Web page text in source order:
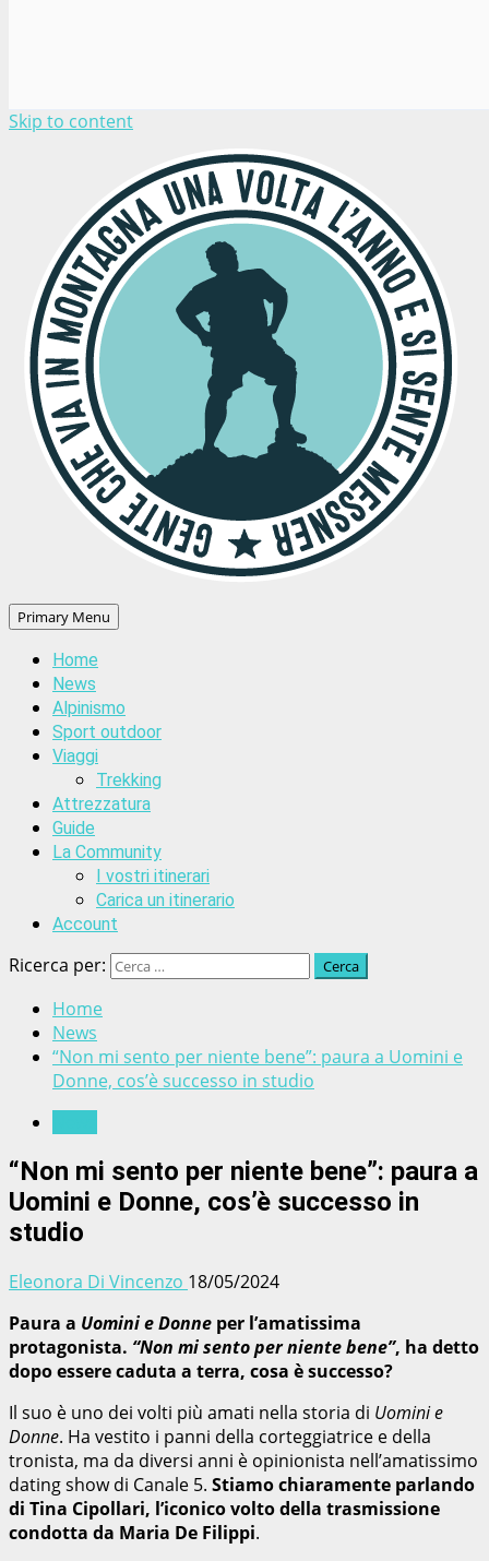
Skip to content
Primary Menu
Home
News
Alpinismo
Sport outdoor
Viaggi
Trekking
Attrezzatura
Guide
La Community
I vostri itinerari
Carica un itinerario
Account
Ricerca per:
Home
News
“Non mi sento per niente bene”: paura a Uomini e
Donne, cos’è successo in studio
“Non mi sento per niente bene”: paura a
Uomini e Donne, cos’è successo in
studio
Eleonora Di Vincenzo 18/05/2024
Paura a Uomini e Donne per l’amatissima
protagonista. “Non mi sento per niente bene”, ha detto
dopo essere caduta a terra, cosa è successo?
Il suo è uno dei volti più amati nella storia di Uomini e
Donne. Ha vestito i panni della corteggiatrice e della
tronista, ma da diversi anni è opinionista nell’amatissimo
dating show di Canale 5. Stiamo chiaramente parlando
di Tina Cipollari, l’iconico volto della trasmissione
condotta da Maria De Filippi.